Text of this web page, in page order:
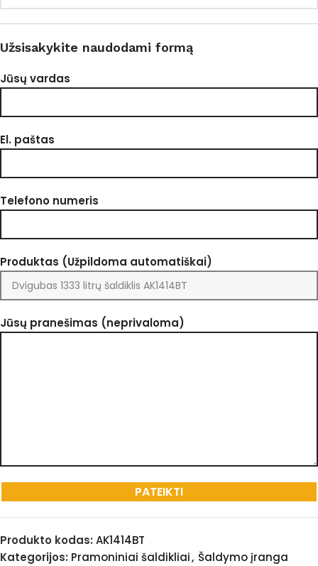
Užsisakykite naudodami formą
Jūsų vardas
El. paštas
Telefono numeris
Produktas (Užpildoma automatiškai)
Jūsų pranešimas (neprivaloma)
Produkto kodas: AK1414BT
Kategorijos: Pramoniniai šaldikliai, Šaldymo įranga